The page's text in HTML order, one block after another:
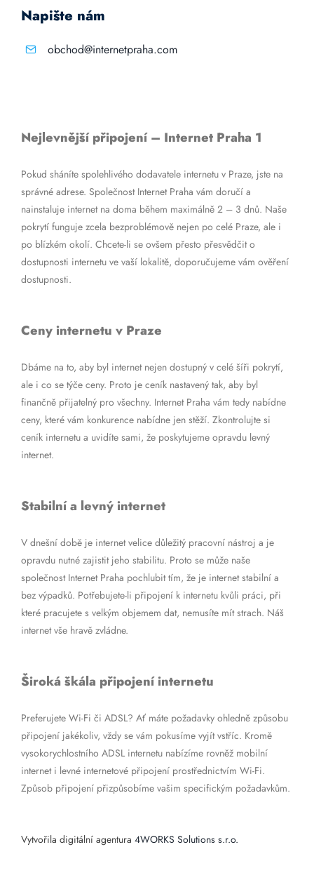
Napište nám
obchod@internetpraha.com
Nejlevnější připojení – Internet Praha 1
Pokud sháníte spolehlivého dodavatele internetu v Praze, jste na
správné adrese. Společnost Internet Praha vám doručí a
nainstaluje internet na doma během maximálně 2 – 3 dnů. Naše
pokrytí funguje zcela bezproblémově nejen po celé Praze, ale i
po blízkém okolí. Chcete-li se ovšem přesto přesvědčit o
dostupnosti internetu ve vaší lokalitě, doporučujeme vám ověření
dostupnosti.
Ceny internetu v Praze
Dbáme na to, aby byl internet nejen dostupný v celé šíři pokrytí,
ale i co se týče ceny. Proto je ceník nastavený tak, aby byl
finančně přijatelný pro všechny. Internet Praha vám tedy nabídne
ceny, které vám konkurence nabídne jen stěží. Zkontrolujte si
ceník internetu a uvidíte sami, že poskytujeme opravdu levný
internet.
Stabilní a levný internet
V dnešní době je internet velice důležitý pracovní nástroj a je
opravdu nutné zajistit jeho stabilitu. Proto se může naše
společnost Internet Praha pochlubit tím, že je internet stabilní a
bez výpadků. Potřebujete-li připojení k internetu kvůli práci, při
které pracujete s velkým objemem dat, nemusíte mít strach. Náš
internet vše hravě zvládne.
Široká škála připojení internetu
Preferujete Wi-Fi či ADSL? Ať máte požadavky ohledně způsobu
připojení jakékoliv, vždy se vám pokusíme vyjít vstříc. Kromě
vysokorychlostního ADSL internetu nabízíme rovněž mobilní
internet i levné internetové připojení prostřednictvím Wi-Fi.
Způsob připojení přizpůsobíme vašim specifickým požadavkům.
Vytvořila digitální agentura 4WORKS Solutions s.r.o.